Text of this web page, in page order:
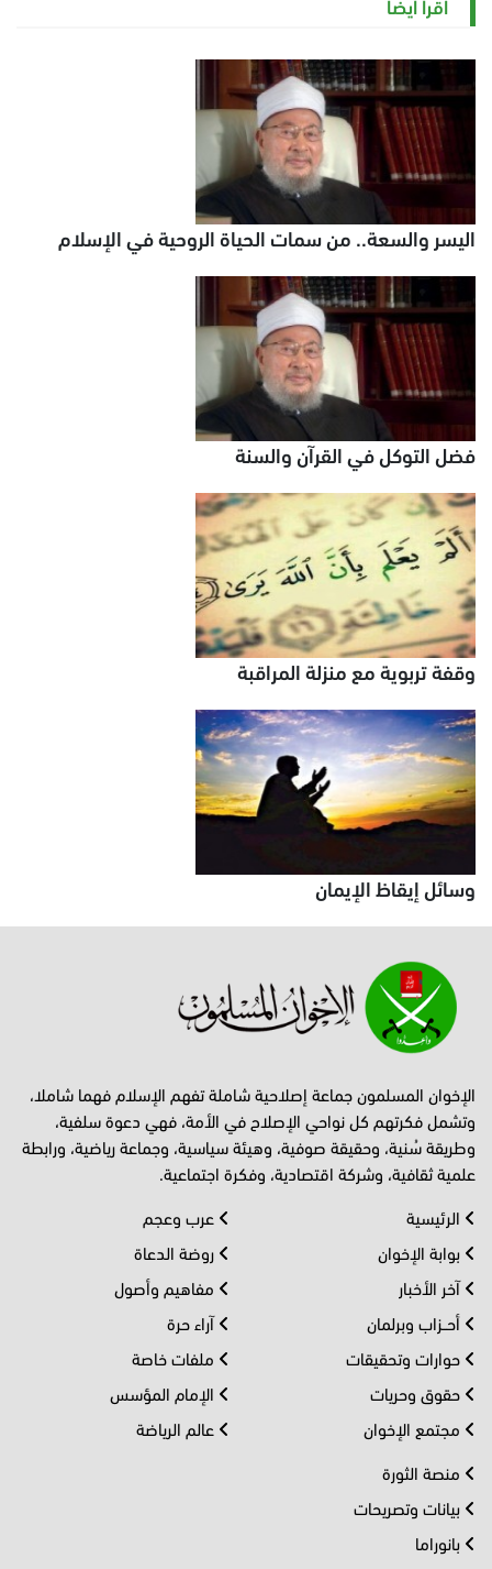
اقرأ أيضاً
اليسر والسعة.. من سمات الحياة الروحية في الإسلام
فضل التوكل في القرآن والسنة
وقفة تربوية مع منزلة المراقبة
وسائل إيقاظ الإيمان
الإخوان المسلمون جماعة إصلاحية شاملة تفهم الإسلام فهما شاملا،
وتشمل فكرتهم كل نواحي الإصلاح في الأمة، فهي دعوة سلفية،
وطريقة سُنية، وحقيقة صوفية، وهيئة سياسية، وجماعة رياضية، ورابطة
علمية ثقافية، وشركة اقتصادية، وفكرة اجتماعية.
الرئيسية
بوابة الإخوان
آخر الأخبار
أحــزاب وبرلمان
حوارات وتحقيقات
حقوق وحريات
مجتمع الإخوان
عرب وعجم
روضة الدعاة
مفاهيم وأصول
آراء حرة
ملفات خاصة
الإمام المؤسس
عالم الرياضة
منصة الثورة
بيانات وتصريحات
بانوراما